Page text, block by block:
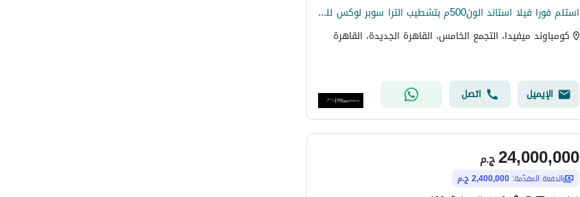
استلم فورا فيلا استاند الون500م بتشطيب الترا سوبر لوكس للبيع في ميفيدا بارسيل5 اعمار التجمع الخامس - باقل من سعر السو ب5مليون
كومباوند ميفيدا، التجمع الخامس، القاهرة الجديدة، القاهرة
الإيميل اتصل
ج.م24,000,000
الدفعة المقدّمة: 2,400,000 ج.م